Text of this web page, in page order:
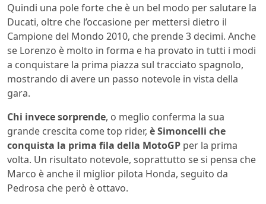
Quindi una pole forte che è un bel modo per salutare la
Ducati, oltre che l’occasione per mettersi dietro il
Campione del Mondo 2010, che prende 3 decimi. Anche
se Lorenzo è molto in forma e ha provato in tutti i modi
a conquistare la prima piazza sul tracciato spagnolo,
mostrando di avere un passo notevole in vista della
gara.
Chi invece sorprende, o meglio conferma la sua
grande crescita come top rider, è Simoncelli che
conquista la prima fila della MotoGP per la prima
volta. Un risultato notevole, soprattutto se si pensa che
Marco è anche il miglior pilota Honda, seguito da
Pedrosa che però è ottavo.